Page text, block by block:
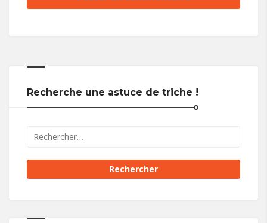
Recherche une astuce de triche !